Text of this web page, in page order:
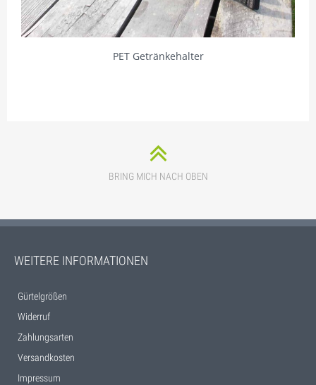
PET Getränkehalter
BRING MICH NACH OBEN
WEITERE INFORMATIONEN
Gürtelgrößen
Widerruf
Zahlungsarten
Versandkosten
Impressum